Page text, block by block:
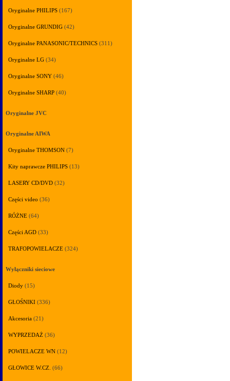
Oryginalne PHILIPS (167)
Oryginalne GRUNDIG (42)
Oryginalne PANASONIC/TECHNICS (311)
Oryginalne LG (34)
Oryginalne SONY (46)
Oryginalne SHARP (40)
Oryginalne JVC
Oryginalne AIWA
Oryginalne THOMSON (7)
Kity naprawcze PHILIPS (13)
LASERY CD/DVD (32)
Części video (36)
RÓŻNE (64)
Części AGD (33)
TRAFOPOWIELACZE (324)
Wyłączniki sieciowe
Diody (15)
GŁOŚNIKI (336)
Akcesoria (21)
WYPRZEDAŻ (36)
POWIELACZE WN (12)
GŁOWICE W.CZ. (66)